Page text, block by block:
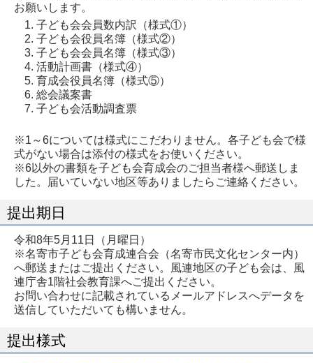
お願いします。
子ども会会員数内訳（様式①）
子ども会役員名簿（様式②）
子ども会会員名簿（様式③）
活動計画書（様式④）
育成会役員名簿（様式⑤）
総会議案書
子ども会活動調査票
※1～6については様式にこだわりません。各子ども会で様
式がない場合は添付の様式をお使いください。
※6以外の書類を子ども会育成会のご担当者様へ郵送しま
した。届いていない地区等ありましたらご連絡ください。
提出期日
令和8年5月11日（月曜日）
※名寄市子ども会育成連合会（名寄市民文化センター内）
へ郵送またはご提出ください。風連地区の子ども会は、風
連庁舎1階社会教育課へご提出ください。
お問い合わせに記載されているメールアドレスへデータを
送信していただいても構いません。
提出様式